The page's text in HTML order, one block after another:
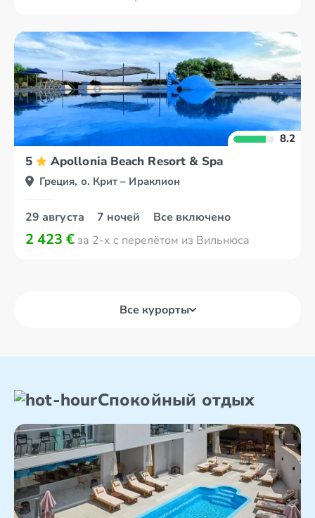
8.2
5 Apollonia Beach Resort & Spa
Греция, о. Крит – Ираклион
29 августа 7 ночей Все включено
2 423 € за 2-х с перелётом из Вильнюса
Все курорты
Спокойный отдых